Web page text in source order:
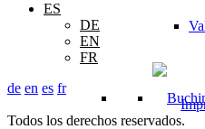
ES
DE
EN
FR
de en es fr
© 2026 Buchinger Wilhelmi
Todos los derechos reservados.